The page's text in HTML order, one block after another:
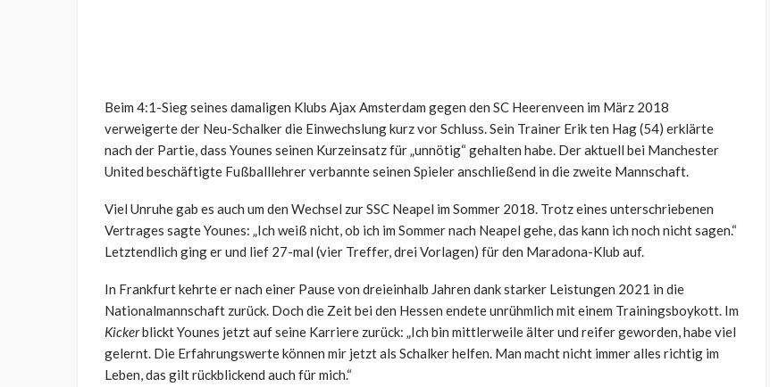
Beim 4:1-Sieg seines damaligen Klubs Ajax Amsterdam gegen den SC Heerenveen im März 2018
verweigerte der Neu-Schalker die Einwechslung kurz vor Schluss. Sein Trainer Erik ten Hag (54) erklärte
nach der Partie, dass Younes seinen Kurzeinsatz für „unnötig“ gehalten habe. Der aktuell bei Manchester
United beschäftigte Fußballlehrer verbannte seinen Spieler anschließend in die zweite Mannschaft.
Viel Unruhe gab es auch um den Wechsel zur SSC Neapel im Sommer 2018. Trotz eines unterschriebenen
Vertrages sagte Younes: „Ich weiß nicht, ob ich im Sommer nach Neapel gehe, das kann ich noch nicht sagen.“
Letztendlich ging er und lief 27-mal (vier Treffer, drei Vorlagen) für den Maradona-Klub auf.
In Frankfurt kehrte er nach einer Pause von dreieinhalb Jahren dank starker Leistungen 2021 in die
Nationalmannschaft zurück. Doch die Zeit bei den Hessen endete unrühmlich mit einem Trainingsboykott. Im
Kickerblickt Younes jetzt auf seine Karriere zurück: „Ich bin mittlerweile älter und reifer geworden, habe viel
gelernt. Die Erfahrungswerte können mir jetzt als Schalker helfen. Man macht nicht immer alles richtig im
Leben, das gilt rückblickend auch für mich.“